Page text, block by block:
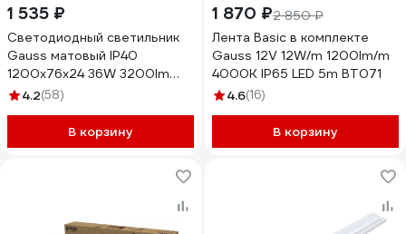
1 535 ₽
Светодиодный светильник
Gauss матовый IP40
1200х76х24 36W 3200lm
4000K WLF-2 сталь
4.2(58)
В корзину
1 870 ₽2 850 ₽
Лента Basic в комплекте
Gauss 12V 12W/m 1200lm/m
4000K IP65 LED 5m BT071
4.6(16)
В корзину